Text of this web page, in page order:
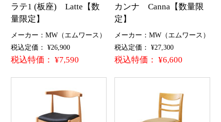
ラテ1 (板座) Latte【数
量限定】
メーカー：MW（エムワース）
税込定価： ¥26,900
税込特価： ¥7,590
カンナ Canna【数量限
定】
メーカー：MW（エムワース）
税込定価： ¥27,300
税込特価： ¥6,600